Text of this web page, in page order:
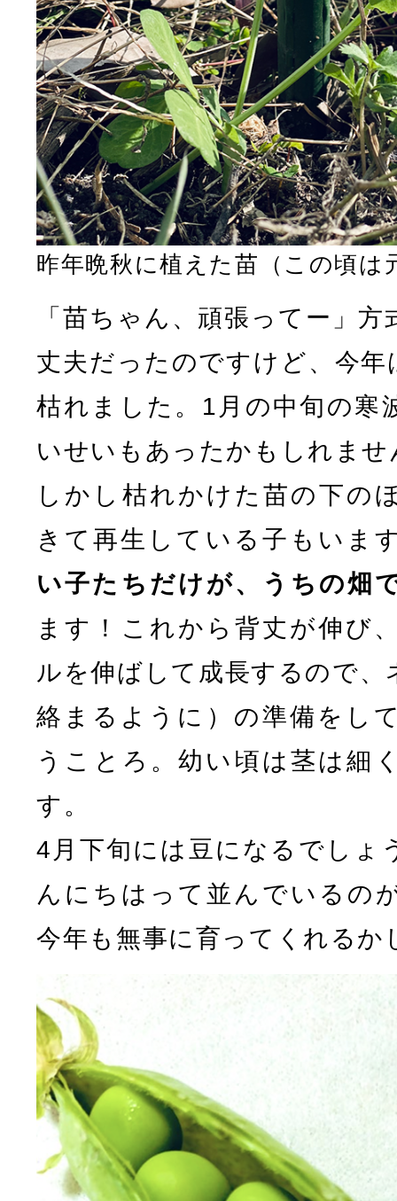
昨年晩秋に植えた苗（この頃
「苗ちゃん、頑張ってー」
丈夫だったのですけど、今
枯れました。1月の中旬の寒
いせいもあったかもしれませ
しかし枯れかけた苗の下の
きて再生している子もいま
い子たちだけが、うちの畑
ます！これから背丈が伸び
ルを伸ばして成長するので
絡まるように）の準備をし
うことろ。幼い頃は茎は細
す。
4月下旬には豆になるでしょ
んにちはって並んでいるの
今年も無事に育ってくれるか